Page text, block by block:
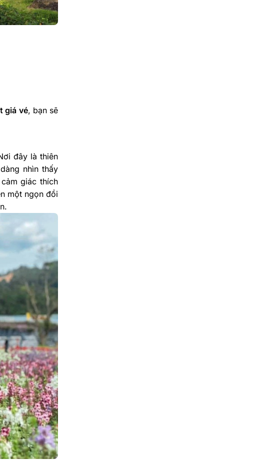
giá vé, bạn sẽ
đây là thiên
nhìn thấy
giác thích
một ngọn đồi